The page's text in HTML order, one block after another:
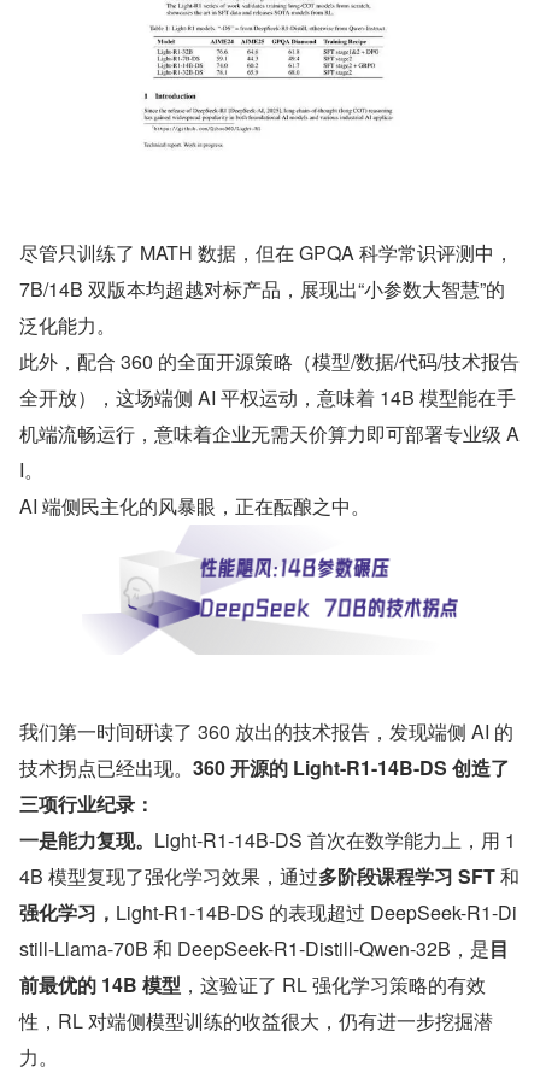
尽管只训练了 MATH 数据，但在 GPQA 科学常识评测中，
7B/14B 双版本均超越对标产品，展现出“小参数大智慧”的
泛化能力。
此外，配合 360 的全面开源策略（模型/数据/代码/技术报告
全开放），这场端侧 AI 平权运动，意味着 14B 模型能在手
机端流畅运行，意味着企业无需天价算力即可部署专业级 A
I。
AI 端侧民主化的风暴眼，正在酝酿之中。
我们第一时间研读了 360 放出的技术报告，发现端侧 AI 的
技术拐点已经出现。 360 开源的 Light-R1-14B-DS 创造了
三项行业纪录：
一是能力复现。 Light-R1-14B-DS 首次在数学能力上，用 1
4B 模型复现了强化学习效果，通过多阶段课程学习 SFT 和
强化学习， Light-R1-14B-DS 的表现超过 DeepSeek-R1-Di
still-Llama-70B 和 DeepSeek-R1-Distill-Qwen-32B，是目
前最优的 14B 模型 ，这验证了 RL 强化学习策略的有效
性，RL 对端侧模型训练的收益很大，仍有进一步挖掘潜
力。